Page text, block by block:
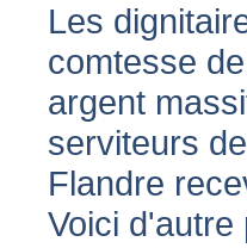
Les
comtesse
argent
serviteurs
Flandre
Voici